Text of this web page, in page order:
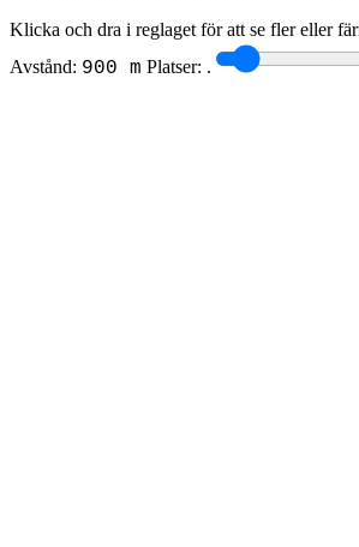
Klicka och dra i reglaget för att se fler eller
Avstånd: 900 m Platser: .